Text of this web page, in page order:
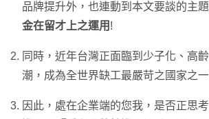
品牌提升外，也連動到本文要談的主
金在留才上之運用 !
同時，近年台灣正面臨到少子化、高
潮，成為全世界缺工最嚴苛之國家之
因此，處在企業端的您我，是否正思